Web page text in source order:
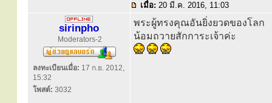
เมื่อ: 20 มี.ค. 2016, 11:03
sirinpho
Moderators-2
ลงทะเบียนเมื่อ: 17 ก.ย. 2012,
15:32
โพสต์: 3032
พระผู้ทรงคุณอันยิ่งยวดของโลก
น้อมถวายสักการะเจ้าค่ะ